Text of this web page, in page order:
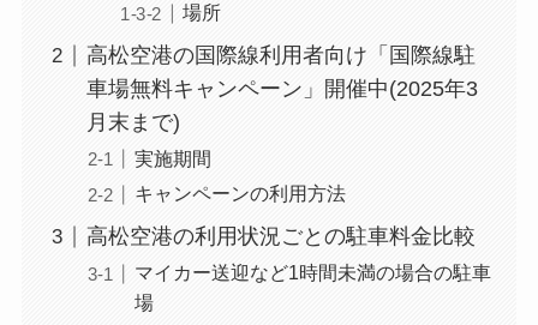
場所
高松空港の国際線利用者向け「国際線駐
車場無料キャンペーン」開催中(2025年3
月末まで)
実施期間
キャンペーンの利用方法
高松空港の利用状況ごとの駐車料金比較
マイカー送迎など1時間未満の場合の駐車
場